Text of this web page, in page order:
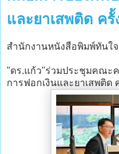
และยาเสพติด ครั้
สำนักงานหนังสือพิมพ์ทันใ
"ดร.แก้ว"ร่วมประชุมคณะ
การฟอกเงินและยาเสพติด